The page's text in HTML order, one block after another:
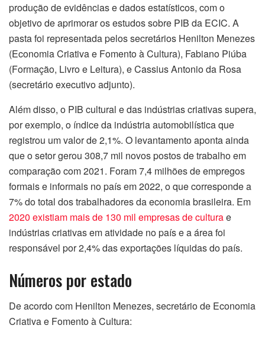
produção de evidências e dados estatísticos, com o
objetivo de aprimorar os estudos sobre PIB da ECIC. A
pasta foi representada pelos secretários Henilton Menezes
(Economia Criativa e Fomento à Cultura), Fabiano Piúba
(Formação, Livro e Leitura), e Cassius Antonio da Rosa
(secretário executivo adjunto).
Além disso, o PIB cultural e das indústrias criativas supera,
por exemplo, o índice da indústria automobilística que
registrou um valor de 2,1%. O levantamento aponta ainda
que o setor gerou 308,7 mil novos postos de trabalho em
comparação com 2021. Foram 7,4 milhões de empregos
formais e informais no país em 2022, o que corresponde a
7% do total dos trabalhadores da economia brasileira. Em
2020 existiam mais de 130 mil empresas de culturae
indústrias criativas em atividade no país e a área foi
responsável por 2,4% das exportações líquidas do país.
Números por estado
De acordo com Henilton Menezes, secretário de Economia
Criativa e Fomento à Cultura: